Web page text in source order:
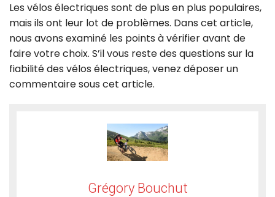
Les vélos électriques sont de plus en plus populaires,
mais ils ont leur lot de problèmes. Dans cet article,
nous avons examiné les points à vérifier avant de
faire votre choix. S’il vous reste des questions sur la
fiabilité des vélos électriques, venez déposer un
commentaire sous cet article.
Grégory Bouchut